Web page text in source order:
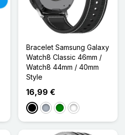
Bracelet Samsung Galaxy
Watch8 Classic 46mm /
Watch8 44mm / 40mm
Style
16,99 €
NoirGris VertBleu Nuit